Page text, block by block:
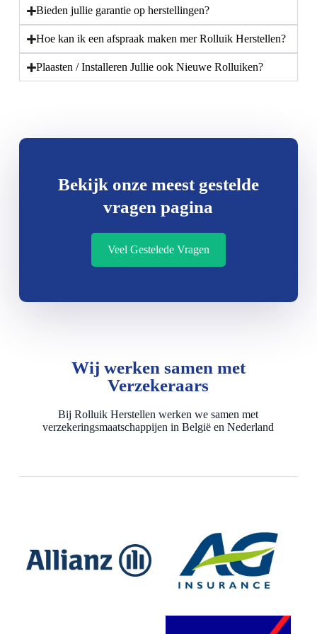
Bieden jullie garantie op herstellingen?
Hoe kan ik een afspraak maken mer Rolluik Herstellen?
Plaasten / Installeren Jullie ook Nieuwe Rolluiken?
Bekijk onze meest gestelde
vragen pagina
Veel Gestelede Vragen
Wij werken samen met
Verzekeraars
Bij Rolluik Herstellen werken we samen met
verzekeringsmaatschappijen in België en Nederland